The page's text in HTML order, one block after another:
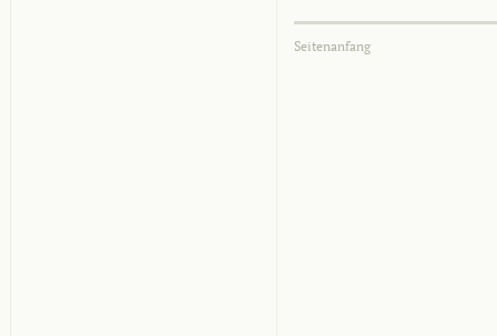
Seitenanfang